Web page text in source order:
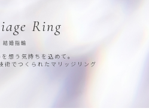
Ring
結婚指輪
想う気持ちを込めて。
術でつくられたマリッジリング